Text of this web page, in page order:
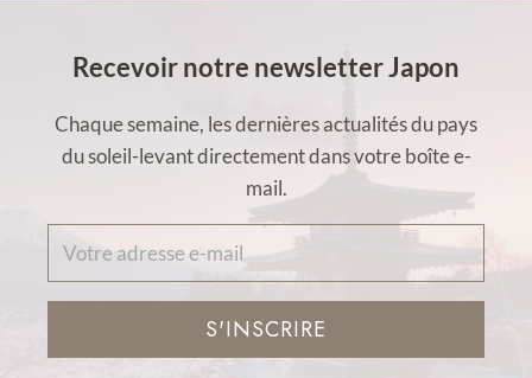
Recevoir notre newsletter Japon
Chaque semaine, les dernières actualités du pays
du soleil-levant directement dans votre boîte e-
mail.
S'INSCRIRE